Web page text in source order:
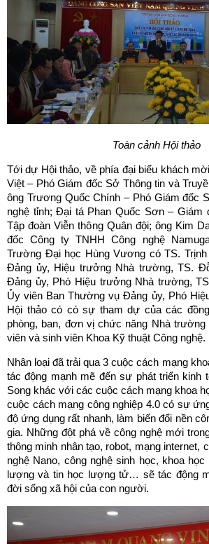
Toàn cảnh Hội thảo
Tới dự Hội thảo, về phía đại biểu khách
Việt – Phó Giám đốc Sở Thông tin và
ông Trương Quốc Chính – Phó Giám đốc
nghệ tỉnh; Đại tá Phan Quốc Sơn – Giám
Tập đoàn Viễn thông Quân đội; ông Kim
đốc Công ty TNHH Công nghệ
Trường Đại học Hùng Vương có TS.
Đảng ủy, Hiệu trưởng Nhà trường, TS.
Đảng ủy, Phó Hiệu trưởng Nhà trường,
Ủy viên Ban Thường vụ Đảng ủy, Phó
Hội thảo có có sự tham dự của các
phòng, ban, đơn vị chức năng Nhà trường
viên và sinh viên Khoa Kỹ thuật Công nghệ.
Nhân loại đã trải qua 3 cuộc cách mạng
tác động mạnh mẽ đến sự phát triển kinh
Song khác với các cuộc cách mạng khoa
cuộc cách mạng công nghiệp 4.0 có sự
độ ứng dụng rất nhanh, làm biến đổi nền
gia. Những đột phá về công nghệ mới
thông minh nhân tạo, robot, mạng internet,
nghệ Nano, công nghệ sinh học, khoa
lượng và tin học lượng tử… sẽ tác động
đời sống xã hội của con người.